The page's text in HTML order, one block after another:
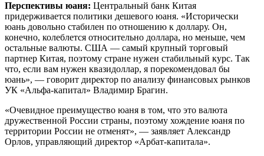
Перспективы юаня: Центральный банк Китая
придерживается политики дешевого юаня. «Исторически
юань довольно стабилен по отношению к доллару. Он,
конечно, колеблется относительно доллара, но меньше, чем
остальные валюты. США — самый крупный торговый
партнер Китая, поэтому стране нужен стабильный курс. Так
что, если вам нужен квазидоллар, я порекомендовал бы
юань», — говорит директор по анализу финансовых рынков
УК «Альфа-капитал» Владимир Брагин.
«Очевидное преимущество юаня в том, что это валюта
дружественной России страны, поэтому хождение юаня по
территории России не отменят», — заявляет Александр
Орлов, управляющий директор «Арбат-капитала».